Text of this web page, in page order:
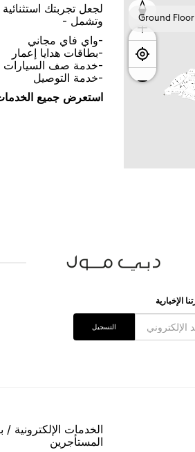
ﻟﺠﻌﻞ ﺗﺠﺮﺑﺘﻚ
ﻭﺗﺸﻤﻞ -
-ﻭاﻱ ﻓﺎﻱ ﻣﺠﺎﻧﻲ
-ﺑﻄﺎﻗﺎﺕ ﻫﺪاﻳﺎ ﺇﻋﻤﺎﺭ
-ﺧﺪﻣﺔ ﺻﻒ اﻟﺴﻴﺎﺭاﺕ
-ﺧﺪﻣﺔ اﻟﺘﻮﺻﻴﻞ
اﺳﺘﻌﺮﺽ ﺟﻤﻴﻊ
اﻹﺧﺒﺎﺭﻳﺔ
اﻟﺘﺴﺠﻴﻞ
اﻟﺨﺪﻣﺎﺕ اﻹﻟﻜﺘﺮﻭﻧﻴﺔ /
اﻟﻤﺴﺘﺄﺟﺮﻳﻦ